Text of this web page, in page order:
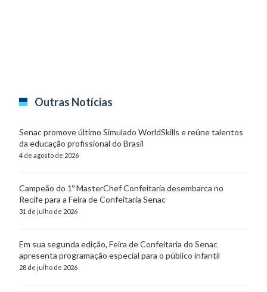
Outras Notícias
Senac promove último Simulado WorldSkills e reúne talentos
da educação profissional do Brasil
4 de agosto de 2026
Campeão do 1º MasterChef Confeitaria desembarca no
Recife para a Feira de Confeitaria Senac
31 de julho de 2026
Em sua segunda edição, Feira de Confeitaria do Senac
apresenta programação especial para o público infantil
28 de julho de 2026